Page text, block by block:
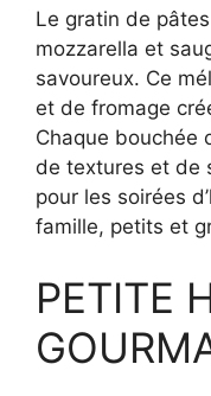
Le gratin de
mozzarella et
savoureux. Ce
et de fromage
Chaque bouchée
de textures et de
pour les soirées
famille, petits et
PETITE